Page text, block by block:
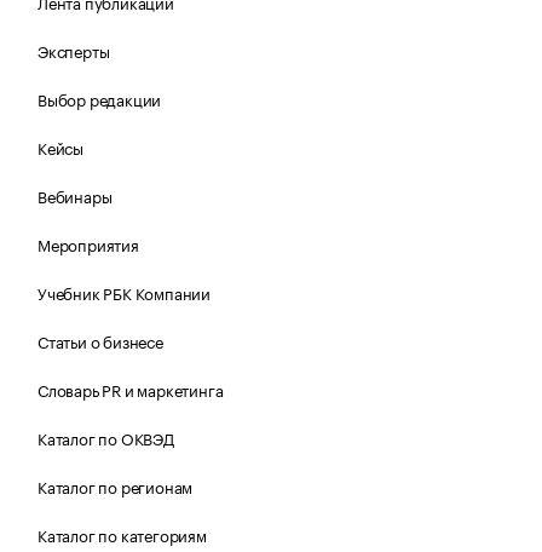
Эксперты
Выбор редакции
Кейсы
Вебинары
Мероприятия
Учебник РБК Компании
Статьи о бизнесе
Словарь PR и маркетинга
Каталог по ОКВЭД
Каталог по регионам
Каталог по категориям